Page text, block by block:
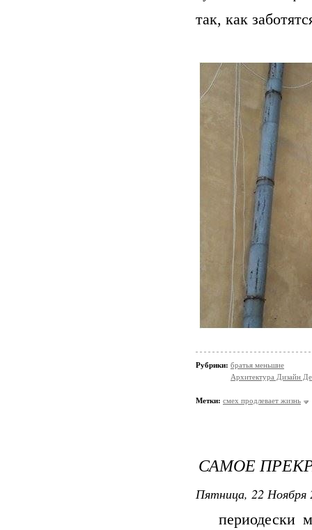
так, как
Рубрики: братья меньшие
Архитектура Дизайн
Метки: смех продлевает жизнь
САМОЕ
Пятница, 22 Ноября
периодески